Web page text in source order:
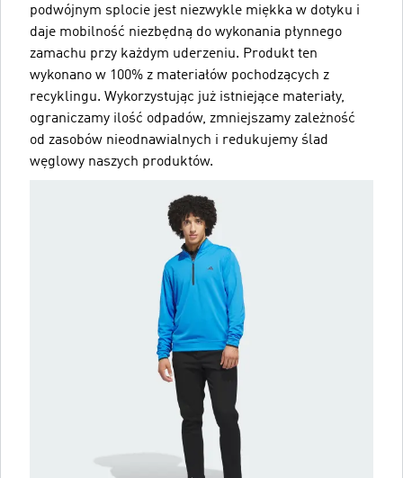
podwójnym splocie jest niezwykle miękka w dotyku i
daje mobilność niezbędną do wykonania płynnego
zamachu przy każdym uderzeniu. Produkt ten
wykonano w 100% z materiałów pochodzących z
recyklingu. Wykorzystując już istniejące materiały,
ograniczamy ilość odpadów, zmniejszamy zależność
od zasobów nieodnawialnych i redukujemy ślad
węglowy naszych produktów.